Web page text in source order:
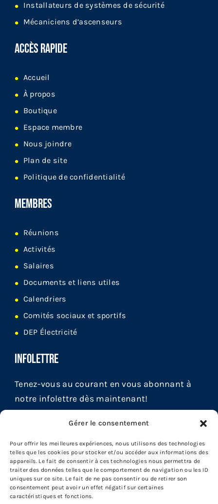
Gérer le consentement
Pour offrir les meilleures expériences, nous utilisons des technologies
telles que les cookies pour stocker et/ou accéder aux informations des
appareils. Le fait de consentir à ces technologies nous permettra de
traiter des données telles que le comportement de navigation ou les ID
uniques sur ce site. Le fait de ne pas consentir ou de retirer son
consentement peut avoir un effet négatif sur certaines
caractéristiques et fonctions.
Installateurs de systèmes de sécurité
Mécaniciens d’ascenseurs
ACCÈS RAPIDE
Accueil
À propos
Boutique
Espace membre
Nous joindre
Plan de site
Politique de confidentialité
MEMBRES
Réunions
Activités
Salaires
Documents et liens utiles
Calendriers
Comités sociaux et sportifs
DEP Électricité
INFOLETTRE
Tenez-vous au courant en vous abonnant à
notre infolettre dès maintenant!